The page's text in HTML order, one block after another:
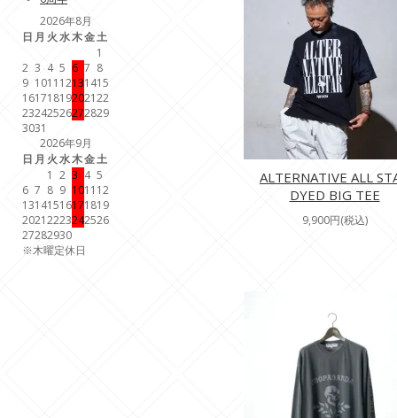
ALTERNATIVE ALL
DYED BIG TEE
9,900円(税込)
2026年8月
日 月 火水木金土
1
2 3 4 5 6 7 8
9 1011 12131415
16171819202122
23242526272829
3031
2026年9月
日 月 火水木金土
1 2 3 4 5
6 7 8 9 1011 12
13141516171819
20212223242526
27282930
※木曜定休日